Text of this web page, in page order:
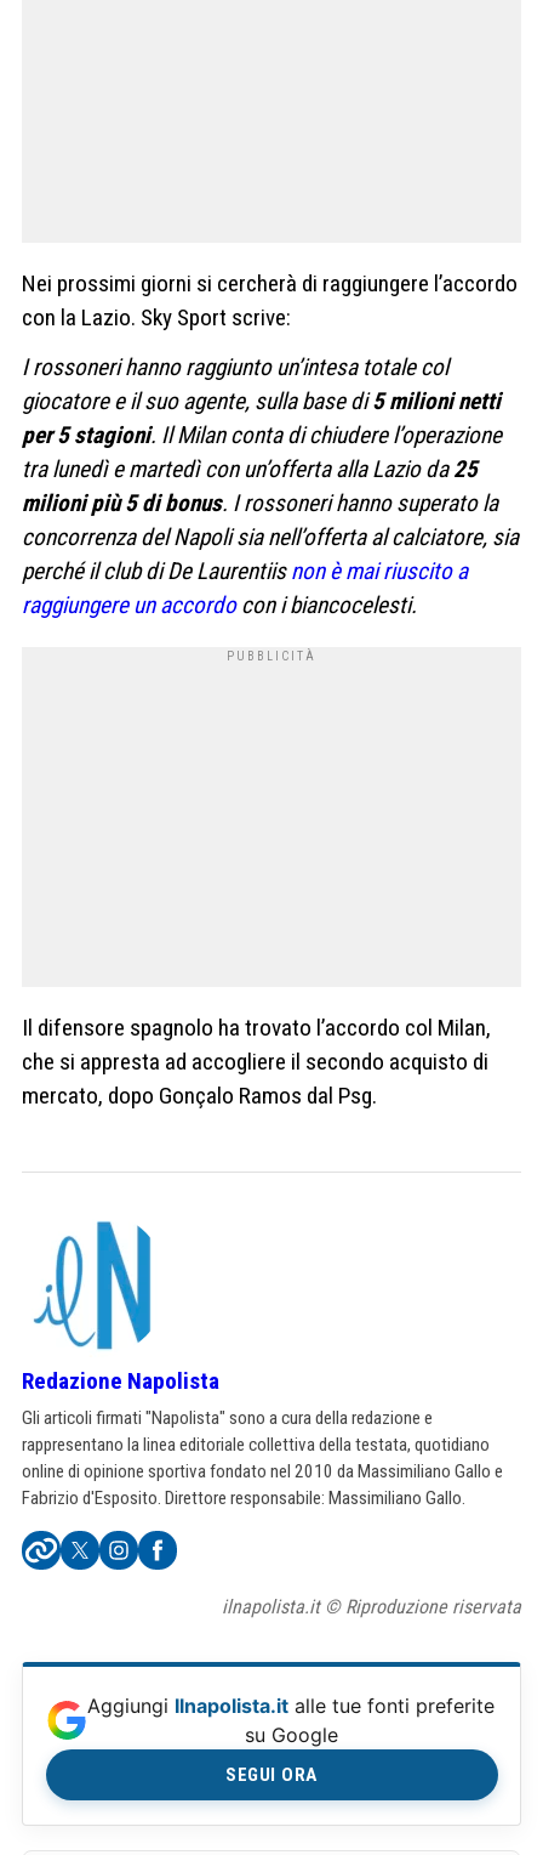
Nei prossimi giorni si cercherà di raggiungere l’accordo
con la Lazio. Sky Sport scrive:
I rossoneri hanno raggiunto un’intesa totale col
giocatore e il suo agente, sulla base di5 milioni netti
per 5 stagioni. Il Milan conta di chiudere l’operazione
tra lunedì e martedì con un’offerta alla Lazio da25
milioni più 5 di bonus. I rossoneri hanno superato la
concorrenza del Napoli sia nell’offerta al calciatore, sia
perché il club di De Laurentiisnon è mai riuscito a
raggiungere un accordocon i biancocelesti.
Il difensore spagnolo ha trovato l’accordo col Milan,
che si appresta ad accogliere il secondo acquisto di
mercato, dopo Gonçalo Ramos dal Psg.
Redazione Napolista
Gli articoli firmati "Napolista" sono a cura della redazione e
rappresentano la linea editoriale collettiva della testata, quotidiano
online di opinione sportiva fondato nel 2010 da Massimiliano Gallo e
Fabrizio d'Esposito. Direttore responsabile: Massimiliano Gallo.
ilnapolista.it © Riproduzione riservata
Aggiungi Ilnapolista.it alle tue fonti preferite
su Google
SEGUI ORA